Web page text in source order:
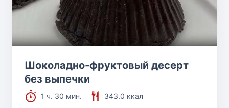
Шоколадно-фруктовый десерт
без выпечки
1 ч. 30 мин.
343.0 ккал